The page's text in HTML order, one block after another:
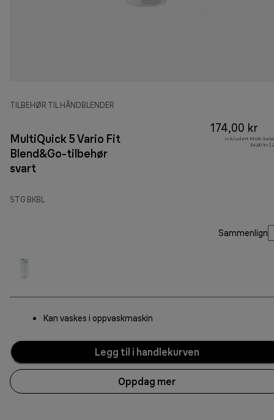
TILBEHØR TIL HÅNDBLENDER
MultiQuick 5 Vario Fit
Blend&Go-tilbehør
svart
STG BKBL
174,00 kr
Inkludert MVA-
34,80 kr (
Sammenlign
Kan vaskes i oppvaskmaskin
Legg til i handlekurven
Oppdag mer